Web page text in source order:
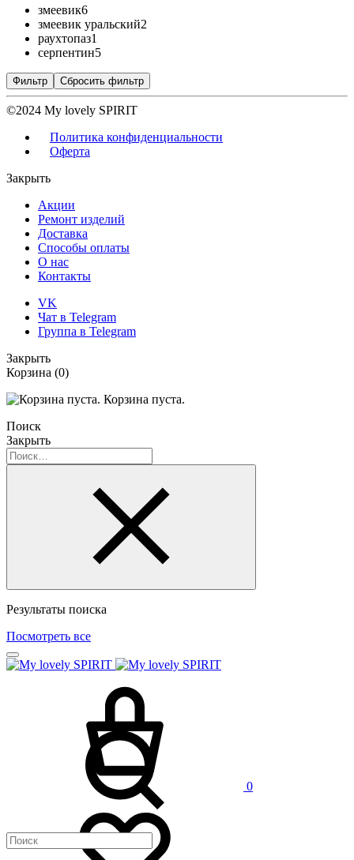
змеевик6
змеевик уральский2
раухтопаз1
серпентин5
Фильтр Сбросить фильтр
©2024 My lovely SPIRIT
Политика конфиденциальности
Оферта
Закрыть
Акции
Ремонт изделий
Доставка
Способы оплаты
О нас
Контакты
VK
Чат в Telegram
Группа в Telegram
Закрыть
Корзина (0)
Корзина пуста.
Поиск
Закрыть
Результаты поиска
Посмотреть все
0